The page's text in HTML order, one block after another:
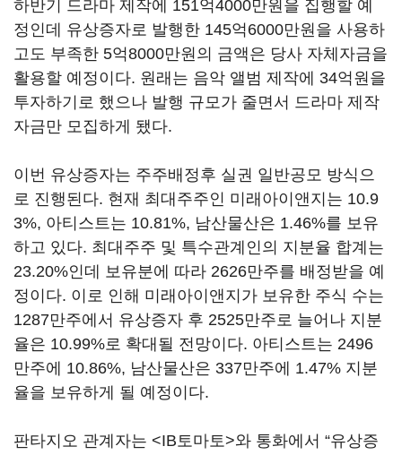
하반기 드라마 제작에 151억4000만원을 집행할 예
정인데 유상증자로 발행한 145억6000만원을 사용하
고도 부족한 5억8000만원의 금액은 당사 자체자금을
활용할 예정이다. 원래는 음악 앨범 제작에 34억원을
투자하기로 했으나 발행 규모가 줄면서 드라마 제작
자금만 모집하게 됐다.
이번 유상증자는 주주배정후 실권 일반공모 방식으
로 진행된다. 현재 최대주주인 미래아이앤지는 10.9
3%, 아티스트는 10.81%, 남산물산은 1.46%를 보유
하고 있다. 최대주주 및 특수관계인의 지분율 합계는
23.20%인데 보유분에 따라 2626만주를 배정받을 예
정이다. 이로 인해 미래아이앤지가 보유한 주식 수는
1287만주에서 유상증자 후 2525만주로 늘어나 지분
율은 10.99%로 확대될 전망이다. 아티스트는 2496
만주에 10.86%, 남산물산은 337만주에 1.47% 지분
율을 보유하게 될 예정이다.
판타지오 관계자는 <IB토마토>와 통화에서 “유상증